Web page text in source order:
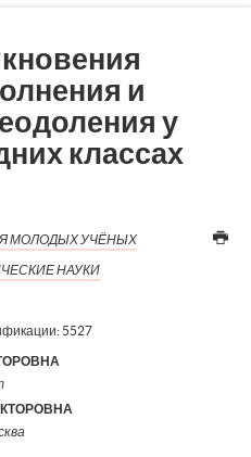
и
у
классах
МОЛОДЫХ УЧЁНЫХ
НАУКИ
5527